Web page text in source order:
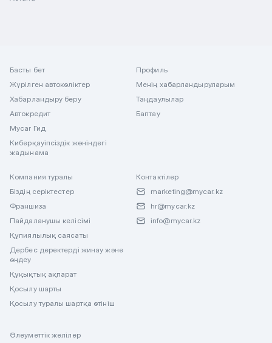
Басты бет
Жүрілген автокөліктер
Хабарландыру беру
Автокредит
Mycar Гид
Киберқауіпсіздік жөніндегі
жадынама
Профиль
Менің хабарландыруларым
Таңдаулылар
Баптау
Компания туралы
Біздің серіктестер
Франшиза
Пайдаланушы келісімі
Құпиялылық саясаты
Дербес деректерді жинау және
өңдеу
Құқықтық ақпарат
Қосылу шарты
Қосылу туралы шартқа өтініш
Контактілер
marketing@mycar.kz
hr@mycar.kz
info@mycar.kz
Әлеуметтік желілер